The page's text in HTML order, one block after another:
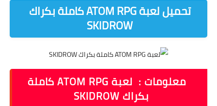
تحميل لعبة ATOM RPG كاملة بكراك
SKIDROW
معلومات : لعبة ATOM RPG كاملة
بكراك SKIDROW